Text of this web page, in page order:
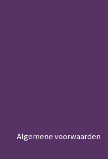
Algemene voorwaarden